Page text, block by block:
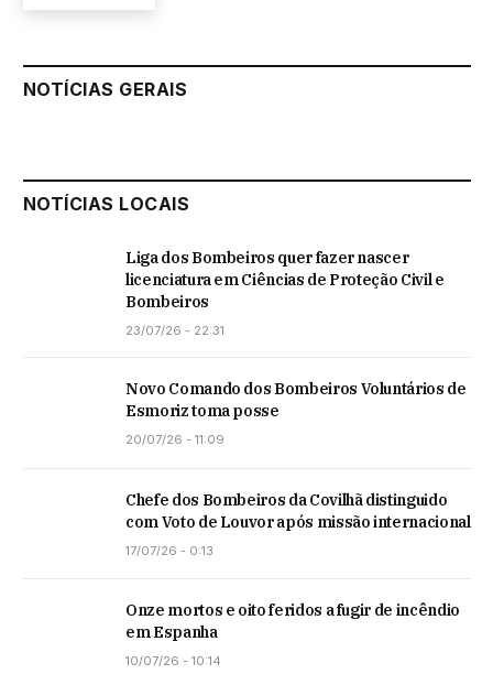
NOTÍCIAS GERAIS
NOTÍCIAS LOCAIS
Liga dos Bombeiros quer fazer nascer
licenciatura em Ciências de Proteção Civil e
Bombeiros
23/07/26 - 22:31
Novo Comando dos Bombeiros Voluntários de
Esmoriz toma posse
20/07/26 - 11:09
Chefe dos Bombeiros da Covilhã distinguido
com Voto de Louvor após missão internacional
17/07/26 - 0:13
Onze mortos e oito feridos a fugir de incêndio
em Espanha
10/07/26 - 10:14